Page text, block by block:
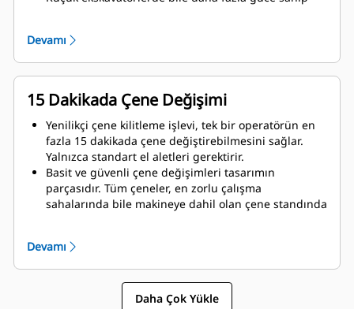
Eksiksiz bir Cat yıkım çözümüyle birlikte maksimum
performans ve tam destek elde edin. Çoklu İşlemci
programları, Yeni Nesil Cat operatör ekranına
entegredir. Tüm sisteminiz için yerel Cat temsilciniz
tarafından sunulan tek destek noktası.
Devamı
15 Dakikada Çene Değişimi
Yenilikçi çene kilitleme işlevi, tek bir operatörün en
fazla 15 dakikada çene değiştirebilmesini sağlar.
Yalnızca standart el aletleri gerektirir.
Basit ve güvenli çene değişimleri tasarımın
parçasıdır. Tüm çeneler, en zorlu çalışma
sahalarında bile makineye dahil olan çene standında
Devamı
Daha Çok Yükle